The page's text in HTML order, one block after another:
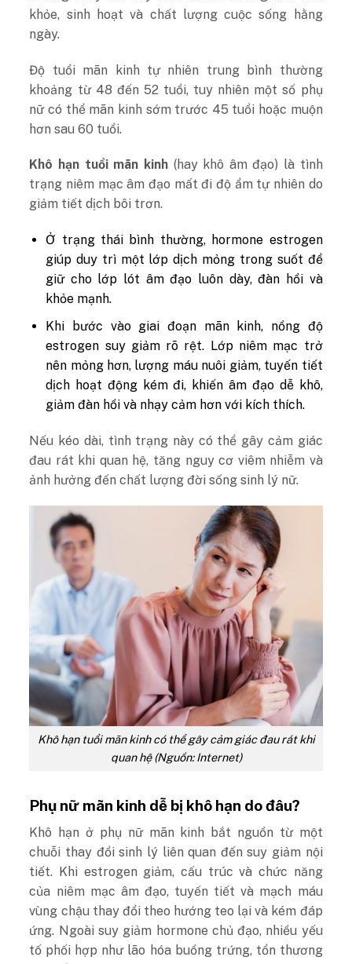
khỏe, sinh hoạt và chất lượng cuộc sống hằng
ngày.
Độ tuổi mãn kinh tự nhiên trung bình thường
khoảng từ 48 đến 52 tuổi, tuy nhiên một số phụ
nữ có thể mãn kinh sớm trước 45 tuổi hoặc muộn
hơn sau 60 tuổi.
Khô hạn tuổi mãn kinh(hay khô âm đạo) là tình
trạng niêm mạc âm đạo mất đi độ ẩm tự nhiên do
giảm tiết dịch bôi trơn.
Ở trạng thái bình thường, hormone estrogen
giúp duy trì một lớp dịch mỏng trong suốt để
giữ cho lớp lót âm đạo luôn dày, đàn hồi và
khỏe mạnh.
Khi bước vào giai đoạn mãn kinh, nồng độ
estrogen suy giảm rõ rệt. Lớp niêm mạc trở
nên mỏng hơn, lượng máu nuôi giảm, tuyến tiết
dịch hoạt động kém đi, khiến âm đạo dễ khô,
giảm đàn hồi và nhạy cảm hơn với kích thích.
Nếu kéo dài, tình trạng này có thể gây cảm giác
đau rát khi quan hệ, tăng nguy cơ viêm nhiễm và
ảnh hưởng đến chất lượng đời sống sinh lý nữ.
Khô hạn tuổi mãn kinh có thể gây cảm giác đau rát khi
quan hệ (Nguồn: Internet)
Phụ nữ mãn kinh dễ bị khô hạn do đâu?
Khô hạn ở phụ nữ mãn kinh bắt nguồn từ một
chuỗi thay đổi sinh lý liên quan đến suy giảm nội
tiết. Khi estrogen giảm, cấu trúc và chức năng
của niêm mạc âm đạo, tuyến tiết và mạch máu
vùng chậu thay đổi theo hướng teo lại và kém đáp
ứng. Ngoài suy giảm hormone chủ đạo, nhiều yếu
tố phối hợp như lão hóa buồng trứng, tổn thương